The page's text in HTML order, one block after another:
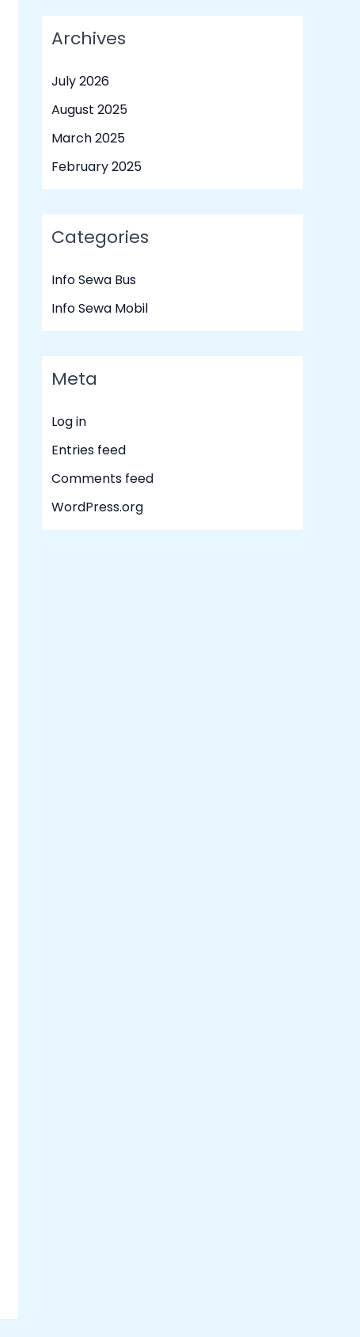
Archives
July 2026
August 2025
March 2025
February 2025
Categories
Info Sewa Bus
Info Sewa Mobil
Meta
Log in
Entries feed
Comments feed
WordPress.org